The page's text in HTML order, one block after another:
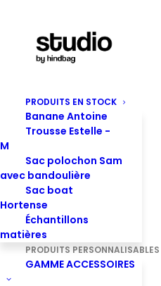
PRODUITS EN STOCK
Banane Antoine
Trousse Estelle -
M
Sac polochon Sam
avec bandoulière
Sac boat
Hortense
Échantillons
matières
PRODUITS PERSONNALISABLES
GAMME ACCESSOIRES
Produits
Accueil Produit